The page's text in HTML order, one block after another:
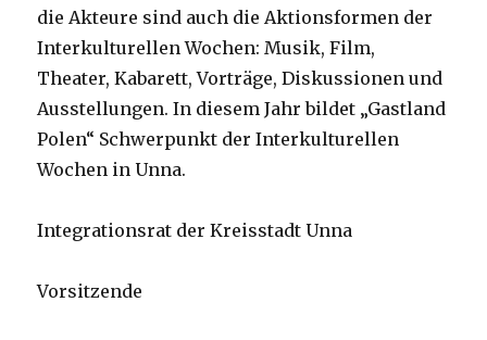
die Akteure sind auch die Aktionsformen der
Interkulturellen Wochen: Musik, Film,
Theater, Kabarett, Vorträge, Diskussionen und
Ausstellungen. In diesem Jahr bildet „Gastland
Polen“ Schwerpunkt der Interkulturellen
Wochen in Unna.
Integrationsrat der Kreisstadt Unna
Vorsitzende